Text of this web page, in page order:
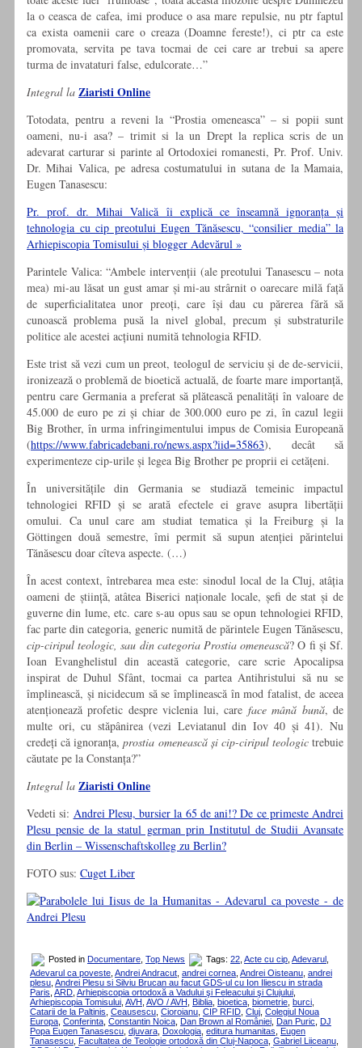
la o ceasca de cafea, imi produce o asa mare repulsie, nu ptr faptul
ca exista oamenii care o creaza (Doamne fereste!), ci ptr ca este
promovata, servita pe tava tocmai de cei care ar trebui sa apere
turma de invataturi false, edulcorate…”
Integral la Ziaristi Online
Totodata, pentru a reveni la “Prostia omeneasca” – si popii sunt
oameni, nu-i asa? – trimit si la un Drept la replica scris de un
adevarat carturar si parinte al Ortodoxiei romanesti, Pr. Prof. Univ.
Dr. Mihai Valica, pe adresa costumatului in sutana de la Mamaia,
Eugen Tanasescu:
Pr. prof. dr. Mihai Valică îi explică ce înseamnă ignoranța și
tehnologia cu cip preotului Eugen Tănăsescu, “consilier media” la
Arhiepiscopia Tomisului și blogger Adevărul »
Parintele Valica: “Ambele intervenții (ale preotului Tanasescu – nota
mea) mi-au lăsat un gust amar și mi-au strârnit o oarecare milă față
de superficialitatea unor preoți, care își dau cu părerea fără să
cunoască problema pusă la nivel global, precum și substraturile
politice ale acestei acțiuni numită tehnologia RFID.
Este trist să vezi cum un preot, teologul de serviciu și de de-servicii,
ironizează o problemă de bioetică actuală, de foarte mare importanță,
pentru care Germania a preferat să plătească penalități în valoare de
45.000 de euro pe zi și chiar de 300.000 euro pe zi, în cazul legii
Big Brother, în urma infringimentului impus de Comisia Europeană
(https://www.fabricadebani.ro/news.aspx?iid=35863), decât să
experimenteze cip-urile și legea Big Brother pe proprii ei cetățeni.
În universitățile din Germania se studiază temeinic impactul
tehnologiei RFID și se arată efectele ei grave asupra libertății
omului. Ca unul care am studiat tematica și la Freiburg și la
Göttingen două semestre, îmi permit să supun atenției părintelui
Tănăsescu doar cîteva aspecte. (…)
În acest context, întrebarea mea este: sinodul local de la Cluj, atâția
oameni de știință, atâtea Biserici naționale locale, șefi de stat și de
guverne din lume, etc. care s-au opus sau se opun tehnologiei RFID,
fac parte din categoria, generic numită de părintele Eugen Tănăsescu,
cip-ciripul teologic, sau din categoria Prostia omenească? O fi și Sf.
Ioan Evanghelistul din această categorie, care scrie Apocalipsa
inspirat de Duhul Sfânt, tocmai ca partea Antihristului să nu se
împlinească, și nicidecum să se împlinească în mod fatalist, de aceea
atenționează profetic despre viclenia lui, care face mână bună, de
multe ori, cu stăpânirea (vezi Leviatanul din Iov 40 și 41). Nu
credeți că ignoranța, prostia omenească și cip-ciripul teologictrebuie
căutate pe la Constanța?”
Integral la Ziaristi Online
Vedeti si: Andrei Plesu, bursier la 65 de ani!? De ce primeste Andrei
Plesu pensie de la statul german prin Institutul de Studii Avansate
din Berlin – Wissenschaftskolleg zu Berlin?
FOTO sus: Cuget Liber
Posted in Documentare Top News Tags: 22 Acte cu cip Adevarul
Adevarul ca poveste Andrei Andracut andrei cornea Andrei Oisteanu andrei
plesu Andrei Plesu si Silviu Brucan au facut GDS-ul cu Ion Iliescu in strada
Paris ARD Arhiepiscopia ortodoxă a Vadului şi Feleacului şi Clujului
Arhiepiscopia Tomisului AVH AVO / AVH Biblia bioetica biometrie burci
Catarii de la Paltinis Ceausescu Cioroianu CIP RFID Cluj Colegiul Noua
Europa Conferinta Constantin Noica Dan Brown al României Dan Puric DJ
Popa Eugen Tanasescu djuvara Doxologia editura humanitas Eugen
Tanasescu Facultatea de Teologie ortodoxă din Cluj-Napoca Gabriel Liiceanu